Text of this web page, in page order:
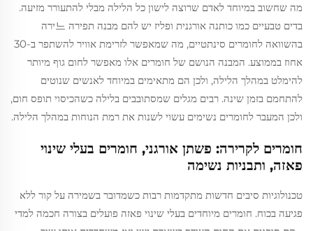
מה שחשוב במיוחד לאדם שרוצה לישון כל הלילה מבלי להתעורר מזיעה.
בדים טבעיים כמו כותנה אורגנית ופליז יש להם מבנה תפירה 느ירה
בהשוואה לחומרים סינתטיים, מה שמאפשר לזרימת אוויר להשתפר ב-30
אחוז בממוצע. המבנה הנושם של חומרים אלו מאפשר לחום גוף מיותר
להימלט במהלך הלילה, ולכן הם מתאימים במיוחד לאנשים שנוטים
להתחמם בזמן שינה. רבים מגלים שמסתובבים בלילה כשהכיסוי תופס חום,
ולכן המעבר לחומרים נשימים עשוי לשנות את רמת הנוחות במהלך הלילה.
חומרים לקרירה: פשתן אורגני, חומרים בעלי שינוי
פאזה, ותבניות נשימה
טכנולוגיות סיבים חדשות מתקדמות רבות כשמדובר בשמירה על קור ללא
פגיעה בכוח. חומרים מיוחדים בעלי שינוי פאזה פועלים בצורה חכמה למדי